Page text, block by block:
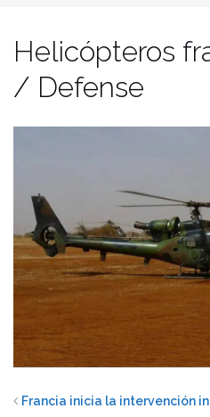
Helicópteros
/ Defense
Francia inicia la intervención